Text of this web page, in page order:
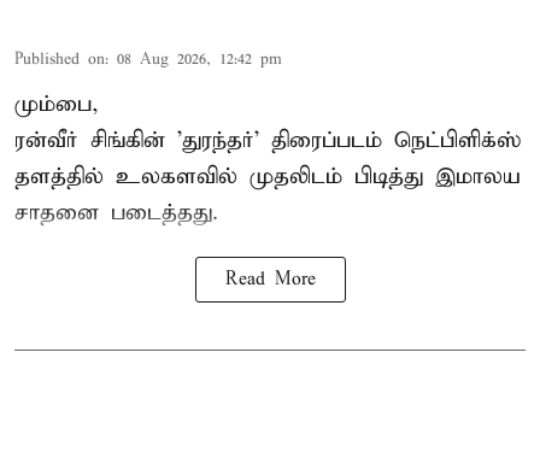
Published on: 08 Aug 2026, 12:42 pm
மும்பை,
ரன்வீர் சிங்கின் 'துரந்தர்' திரைப்படம் நெட்பிளிக்ஸ்
தளத்தில் உலகளவில் முதலிடம் பிடித்து இமாலய
சாதனை படைத்தது.
Read More